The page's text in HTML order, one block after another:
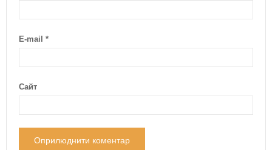
E-mail *
Сайт